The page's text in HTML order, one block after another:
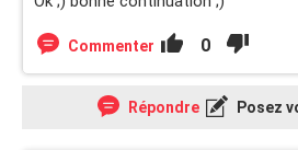
Commenter 0
Répondre Posez